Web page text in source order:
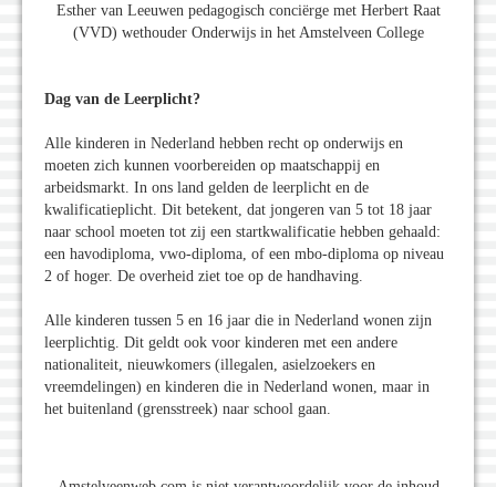
Esther van Leeuwen pedagogisch conciërge met Herbert Raat
(VVD) wethouder Onderwijs in het Amstelveen College
Dag van de Leerplicht?
Alle kinderen in Nederland hebben recht op onderwijs en
moeten zich kunnen voorbereiden op maatschappij en
arbeidsmarkt. In ons land gelden de leerplicht en de
kwalificatieplicht. Dit betekent, dat jongeren van 5 tot 18 jaar
naar school moeten tot zij een startkwalificatie hebben gehaald:
een havodiploma, vwo-diploma, of een mbo-diploma op niveau
2 of hoger. De overheid ziet toe op de handhaving.
Alle kinderen tussen 5 en 16 jaar die in Nederland wonen zijn
leerplichtig. Dit geldt ook voor kinderen met een andere
nationaliteit, nieuwkomers (illegalen, asielzoekers en
vreemdelingen) en kinderen die in Nederland wonen, maar in
het buitenland (grensstreek) naar school gaan.